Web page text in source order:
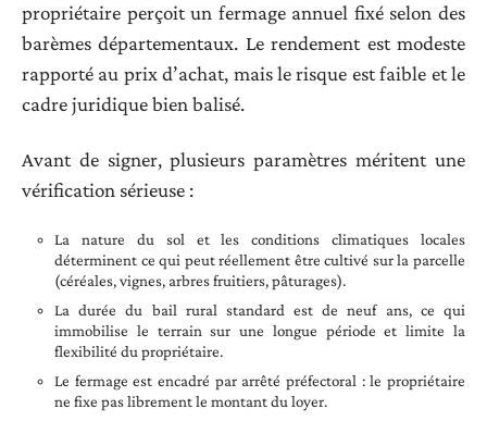
propriétaire perçoit un fermage annuel fixé selon des
barèmes départementaux. Le rendement est modeste
rapporté au prix d’achat, mais le risque est faible et le
cadre juridique bien balisé.
Avant de signer, plusieurs paramètres méritent une
vérification sérieuse :
La nature du sol et les conditions climatiques locales
déterminent ce qui peut réellement être cultivé sur la parcelle
(céréales, vignes, arbres fruitiers, pâturages).
La durée du bail rural standard est de neuf ans, ce qui
immobilise le terrain sur une longue période et limite la
flexibilité du propriétaire.
Le fermage est encadré par arrêté préfectoral : le propriétaire
ne fixe pas librement le montant du loyer.